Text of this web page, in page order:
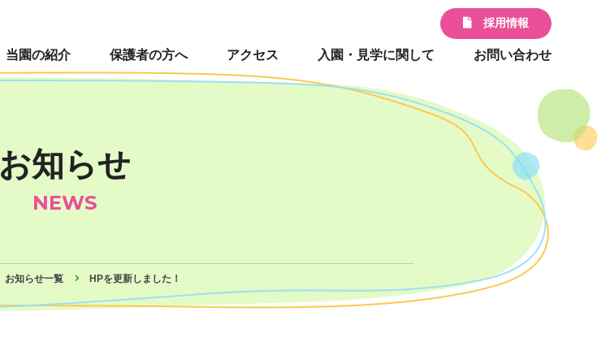
採用情報
当園の紹介 保護者の方へ アクセス 入園・見学に関して お問い合わせ
お知らせ
NEWS
お知らせ一覧 HPを更新しました！